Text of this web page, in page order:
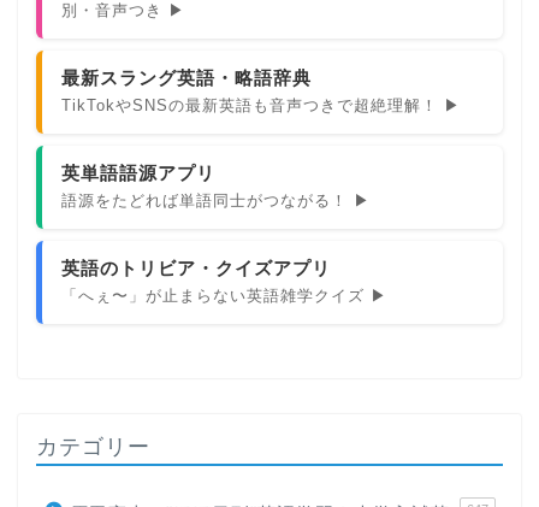
別・音声つき ▶
最新スラング英語・略語辞典
TikTokやSNSの最新英語も音声つきで超絶理解！ ▶
英単語語源アプリ
語源をたどれば単語同士がつながる！ ▶
英語のトリビア・クイズアプリ
「へぇ〜」が止まらない英語雑学クイズ ▶
カテゴリー